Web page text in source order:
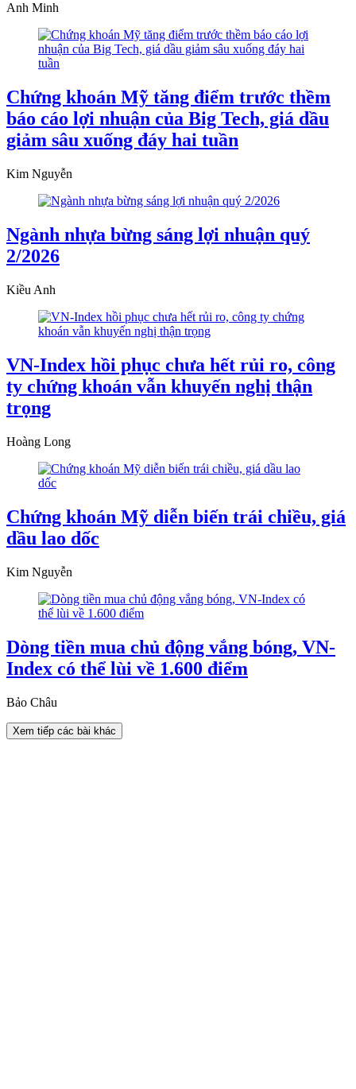
Anh Minh
Chứng khoán Mỹ tăng điểm trước thềm
báo cáo lợi nhuận của Big Tech, giá dầu
giảm sâu xuống đáy hai tuần
Kim Nguyễn
Ngành nhựa bừng sáng lợi nhuận quý
2/2026
Kiều Anh
VN-Index hồi phục chưa hết rủi ro, công
ty chứng khoán vẫn khuyến nghị thận
trọng
Hoàng Long
Chứng khoán Mỹ diễn biến trái chiều, giá
dầu lao dốc
Kim Nguyễn
Dòng tiền mua chủ động vắng bóng, VN-
Index có thể lùi về 1.600 điểm
Bảo Châu
Xem tiếp các bài khác